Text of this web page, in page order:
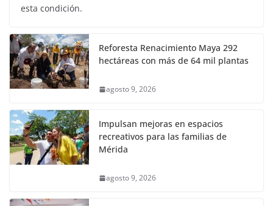
esta condición.
Reforesta Renacimiento Maya 292
hectáreas con más de 64 mil plantas
agosto 9, 2026
Impulsan mejoras en espacios
recreativos para las familias de
Mérida
agosto 9, 2026